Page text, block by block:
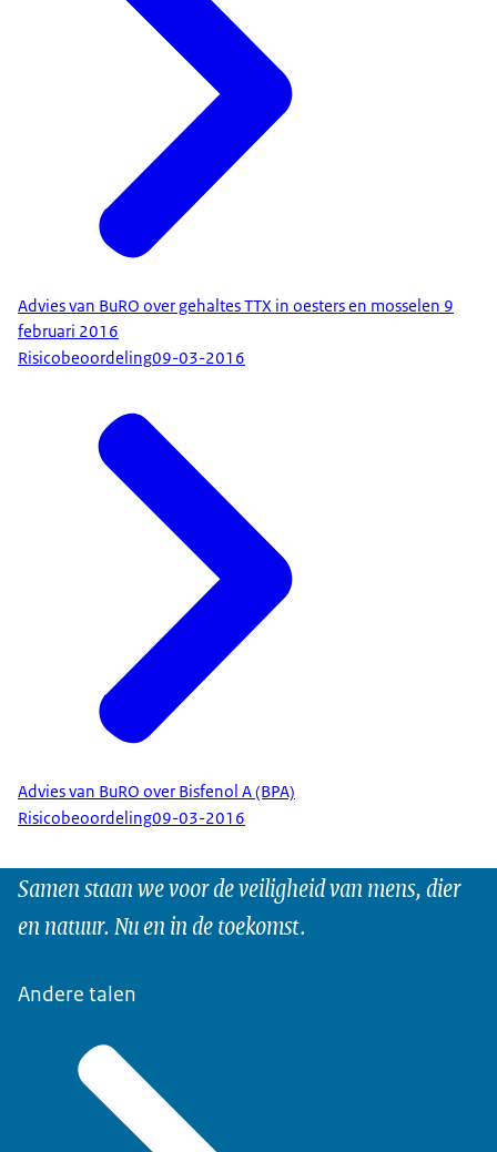
Advies van BuRO over gehaltes TTX in oesters en mosselen 9
februari 2016
Risicobeoordeling09-03-2016
Advies van BuRO over Bisfenol A (BPA)
Risicobeoordeling09-03-2016
Samen staan we voor de veiligheid van mens, dier
en natuur. Nu en in de toekomst.
Andere talen